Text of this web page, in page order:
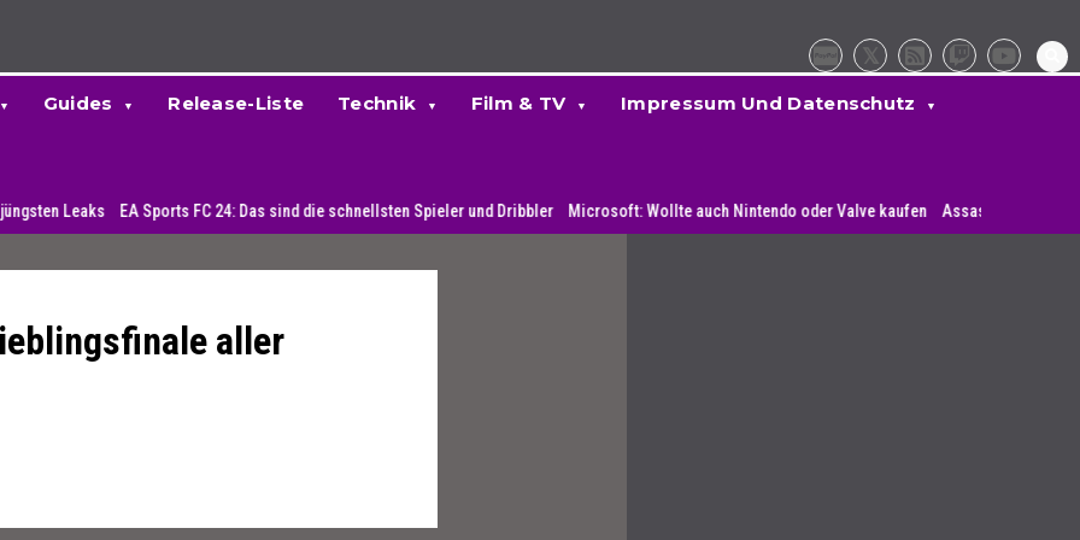
Guides Release-Liste Technik Film & TV Impressum Und Datenschutz
EA Sports FC 24: Das sind die schnellsten Spieler und Dribbler Microsoft: Wollte auch Nintendo oder Valve kaufen Assassin’s Creed Mirage:
aller